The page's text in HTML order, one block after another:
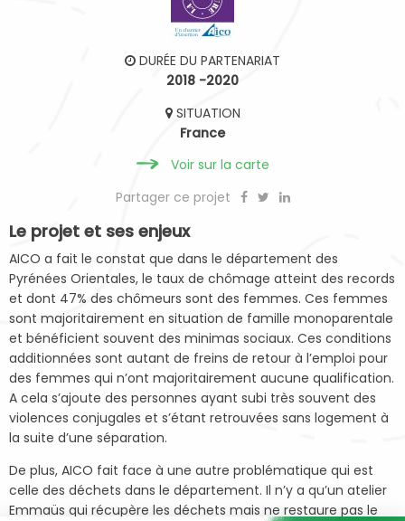
DURÉE DU PARTENARIAT
2018 -2020
SITUATION
France
Voir sur la carte
Partager ce projet
Le projet et ses enjeux
AICO a fait le constat que dans le département des
Pyrénées Orientales, le taux de chômage atteint des records
et dont 47% des chômeurs sont des femmes. Ces femmes
sont majoritairement en situation de famille monoparentale
et bénéficient souvent des minimas sociaux. Ces conditions
additionnées sont autant de freins de retour à l’emploi pour
des femmes qui n’ont majoritairement aucune qualification.
A cela s’ajoute des personnes ayant subi très souvent des
violences conjugales et s’étant retrouvées sans logement à
la suite d’une séparation.
De plus, AICO fait face à une autre problématique qui est
celle des déchets dans le département. Il n’y a qu’un atelier
Emmaüs qui récupère les déchets mais ne restaure pas le